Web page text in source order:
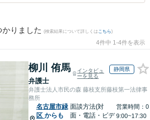
かりました (検索結果について詳しくは こちら)
4件中 1-4件を表示
柳川 侑馬
弁護士
インタビュ
ーを見る
静岡県
弁護士法人市民の森 藤枝支所藤枝第一法律事
務所
名古屋市緑
区 からも
面談方法(対
面・電話・ビデ
営業時間：0
9:00~17:30